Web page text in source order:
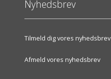
Nyhedsbrev
Tilmeld dig vores nyhedsbrev
Afmeld vores nyhedsbrev